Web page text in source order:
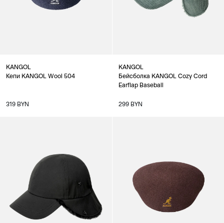
KANGOL
Кепи KANGOL Wool 504
319 BYN
KANGOL
Бейсболка KANGOL Cozy Cord
Earflap Baseball
299 BYN